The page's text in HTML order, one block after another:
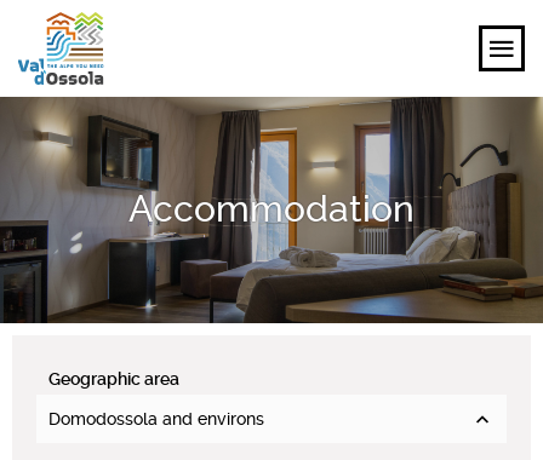
EXPLORE
FEEL
PLANNING YOUR TRIP
EVENTS AND INSPIRATIONS
Accommodation
Geographic area
Domodossola and environs